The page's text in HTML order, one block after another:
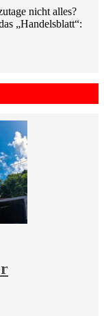
nicht alles?
„Handelsblatt“: